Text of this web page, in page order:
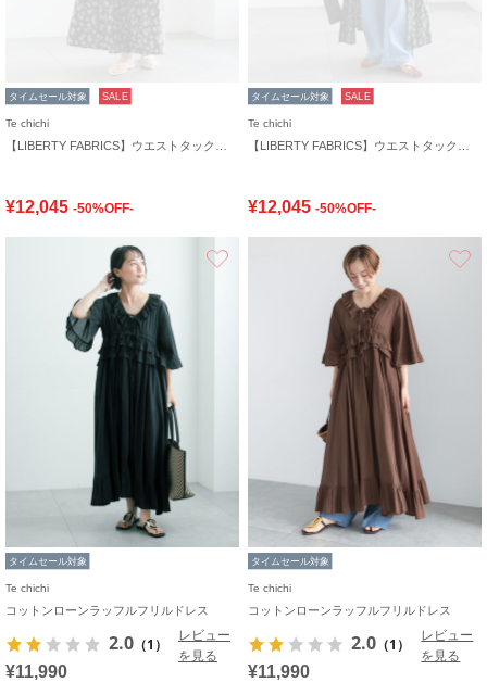
タイムセール対象 SALE
Te chichi
¥12,045 -50%OFF-
タイムセール対象 SALE
Te chichi
¥12,045 -50%OFF-
タイムセール対象
Te chichi
コットンローンラッフルフリルドレス
2.0 （1）
レビュー
を見る
¥11,990
タイムセール対象
Te chichi
コットンローンラッフルフリルドレス
2.0 （1）
レビュー
を見る
¥11,990